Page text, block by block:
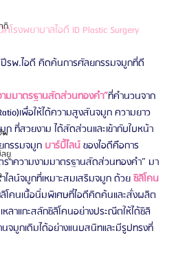
กิ
พ
ยู
รงพยาบาลไอดี ID Plastic Surgery
รพ.ไอดี คิดค้นการศัลยกรรมจมูกที่ดี
มมาตรฐานสัดส่วนทองคำ”ที่คำนวนจาก
เพื่อให้ได้ความสูงสันจมูก ความยาว
ก ที่สวยงาม ได้สัดส่วนและเข้ากับใบหน้า
กรรมจมูก บาร์บี้ไลน์ ของไอดีคือการ
าความงามมาตรฐานสัดส่วนทองคำ” มา
ไลน์จมูกที่เหมาะสมเสริมจมูก ด้วย ซิลิโคน
โคนเนื้อนิ่มพิเศษที่ไอดีคิดค้นและสั่งผลิต
หลาแกะสลักซิลิโคนอย่างประณีตให้ได้ซิลิ
จมูกเดิมได้อย่างแนบสนิทและมีรูปทรงที่